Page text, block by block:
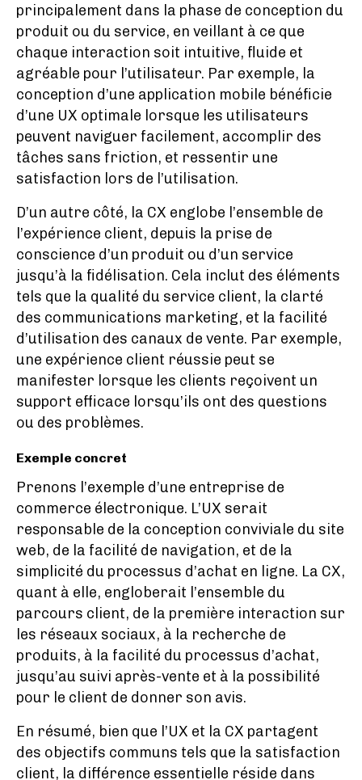
principalement dans la phase de conception du
produit ou du service, en veillant à ce que
chaque interaction soit intuitive, fluide et
agréable pour l’utilisateur. Par exemple, la
conception d’une application mobile bénéficie
d’une UX optimale lorsque les utilisateurs
peuvent naviguer facilement, accomplir des
tâches sans friction, et ressentir une
satisfaction lors de l’utilisation.
D’un autre côté, la CX englobe l’ensemble de
l’expérience client, depuis la prise de
conscience d’un produit ou d’un service
jusqu’à la fidélisation. Cela inclut des éléments
tels que la qualité du service client, la clarté
des communications marketing, et la facilité
d’utilisation des canaux de vente. Par exemple,
une expérience client réussie peut se
manifester lorsque les clients reçoivent un
support efficace lorsqu’ils ont des questions
ou des problèmes.
Exemple concret
Prenons l’exemple d’une entreprise de
commerce électronique. L’UX serait
responsable de la conception conviviale du site
web, de la facilité de navigation, et de la
simplicité du processus d’achat en ligne. La CX,
quant à elle, engloberait l’ensemble du
parcours client, de la première interaction sur
les réseaux sociaux, à la recherche de
produits, à la facilité du processus d’achat,
jusqu’au suivi après-vente et à la possibilité
pour le client de donner son avis.
En résumé, bien que l’UX et la CX partagent
des objectifs communs tels que la satisfaction
client, la différence essentielle réside dans